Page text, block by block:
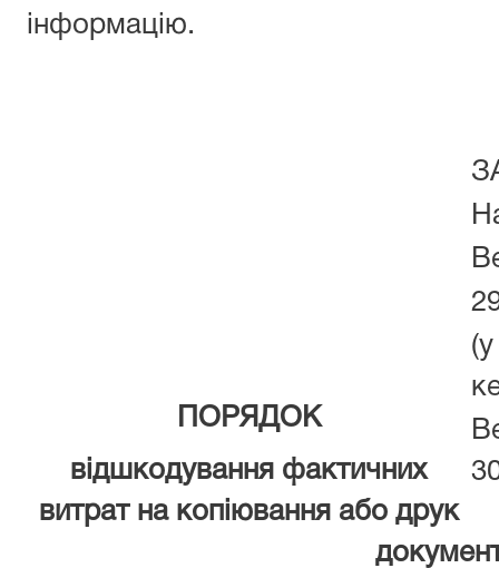
інформацію.
ПОРЯДОК
відшкодування фактичних
витрат на копіювання або друк